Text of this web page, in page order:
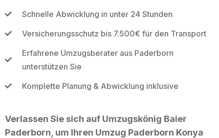
Schnelle Abwicklung in unter 24 Stunden
Versicherungsschutz bis 7.500€ für den Transport
Erfahrene Umzugsberater aus Paderborn
unterstützen Sie
Komplette Planung & Abwicklung inklusive
Verlassen Sie sich auf Umzugskönig Baier
Paderborn, um Ihren Umzug Paderborn Konya